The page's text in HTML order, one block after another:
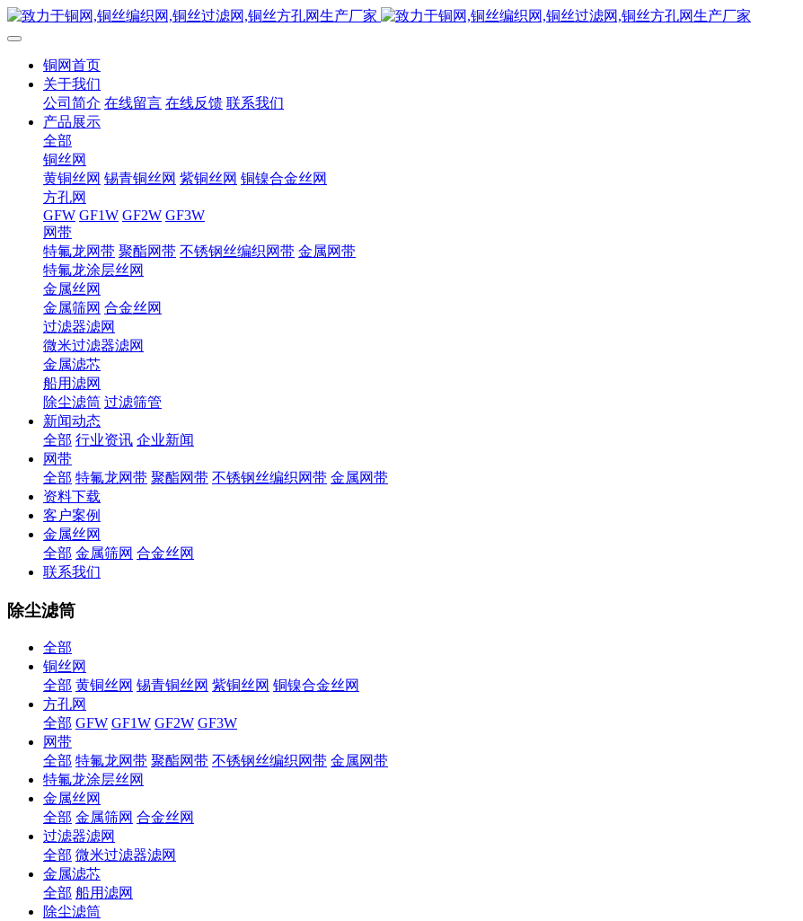
铜网首页
关于我们
公司简介 在线留言 在线反馈 联系我们
产品展示
全部
铜丝网
黄铜丝网 锡青铜丝网 紫铜丝网 铜镍合金丝网
方孔网
GFW GF1W GF2W GF3W
网带
特氟龙网带 聚酯网带 不锈钢丝编织网带 金属网带
特氟龙涂层丝网
金属丝网
金属筛网 合金丝网
过滤器滤网
微米过滤器滤网
金属滤芯
船用滤网
除尘滤筒 过滤筛管
新闻动态
全部 行业资讯 企业新闻
网带
全部 特氟龙网带 聚酯网带 不锈钢丝编织网带 金属网带
资料下载
客户案例
金属丝网
全部 金属筛网 合金丝网
联系我们
除尘滤筒
全部
铜丝网
全部 黄铜丝网 锡青铜丝网 紫铜丝网 铜镍合金丝网
方孔网
全部 GFW GF1W GF2W GF3W
网带
全部 特氟龙网带 聚酯网带 不锈钢丝编织网带 金属网带
特氟龙涂层丝网
金属丝网
全部 金属筛网 合金丝网
过滤器滤网
全部 微米过滤器滤网
金属滤芯
全部 船用滤网
除尘滤筒